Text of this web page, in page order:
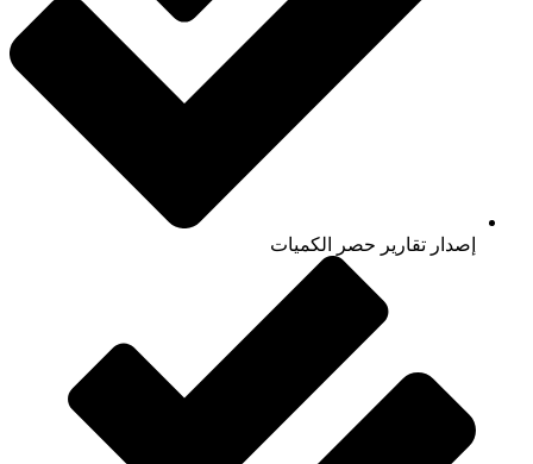
إصدار تقارير حصر الكميات